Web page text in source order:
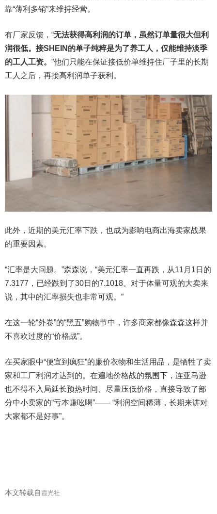
靠“薄利多销”来维持经营。
有厂家反馈，“无法获得高利润的订单，虽然订单量很大但利
润很低。接SHEIN的单子纯粹是为了养工人，仅能维持淡季
的工人工资。 ”他们只能在保证接低价单维持住厂子里的长期
工人之后，再接高利润单子获利。
此外，近期的美元汇率下跌，也成为影响电商出海卖家战果
的重要因素。
“汇率是大问题。”森森说，“美元汇率一直再跌，从11月1日的
7.3177，已经跌到了30日的7.1018。对于体量可观的大卖来
说，其中的汇率损失也非常可观。”
在这一轮“外卷”的“黑五”购物节中，许多商家都像森森这样并
不喜欢过度的“价格战”。
在买家眼中“便宜到疯狂”的廉价衣物和生活用品，是牺牲了卖
家和工厂利润才达到的。在遍地价格战的氛围下，连亚马逊
也不得不入局延长预热时间、尽量压低价格，直接导致了部
分中小卖家的“亏本赚吆喝”—— “利润空间稀薄，长期来讲对
大家都不是好事”。
本文转载自霞光社